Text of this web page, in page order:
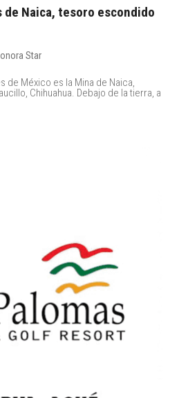
de Naica, tesoro escondido
Star
de México es la Mina de Naica,
Chihuahua. Debajo de la tierra, a